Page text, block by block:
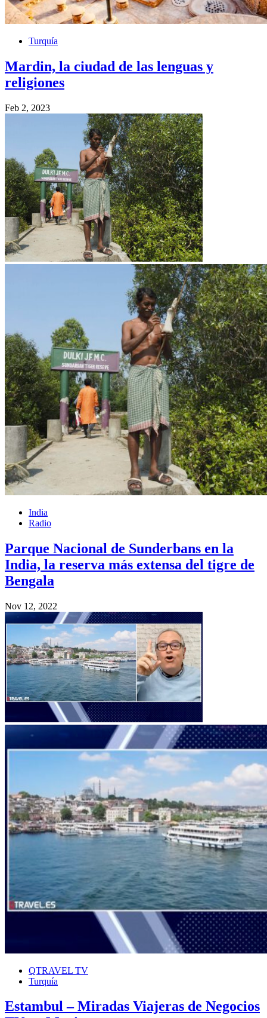
Turquía
Mardin, la ciudad de las lenguas y
religiones
Feb 2, 2023
India
Radio
Parque Nacional de Sunderbans en la
India, la reserva más extensa del tigre de
Bengala
Nov 12, 2022
QTRAVEL TV
Turquía
Estambul – Miradas Viajeras de Negocios